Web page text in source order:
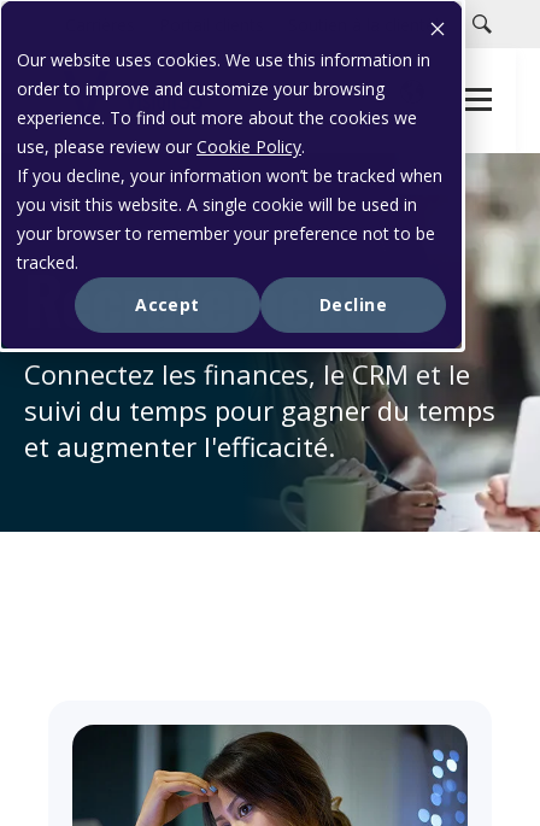
Our website uses cookies. We use this information in
order to improve and customize your browsing
experience. To find out more about the cookies we
use, please review our Cookie Policy.
If you decline, your information won’t be tracked when
you visit this website. A single cookie will be used in
your browser to remember your preference not to be
tracked.
Accept
Decline
Soutien à la clientèle
SOLUTIONS INDUSTRIELLES
Recrutement
Connectez les finances, le CRM et le
suivi du temps pour gagner du temps
et augmenter l'efficacité.